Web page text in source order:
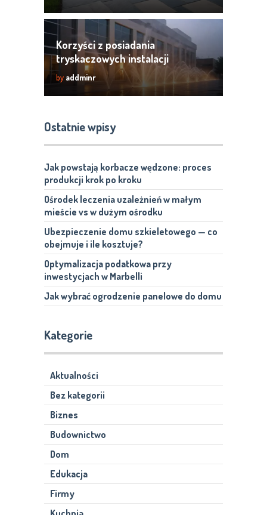
Korzyści z posiadania
tryskaczowych instalacji
przeciwpożarowych w obiektach
komercyjnych.
by addminr
Ostatnie wpisy
Jak powstają korbacze wędzone: proces
produkcji krok po kroku
Ośrodek leczenia uzależnień w małym
mieście vs w dużym ośrodku
Ubezpieczenie domu szkieletowego — co
obejmuje i ile kosztuje?
Optymalizacja podatkowa przy
inwestycjach w Marbelli
Jak wybrać ogrodzenie panelowe do domu
Kategorie
Aktualności
Bez kategorii
Biznes
Budownictwo
Dom
Edukacja
Firmy